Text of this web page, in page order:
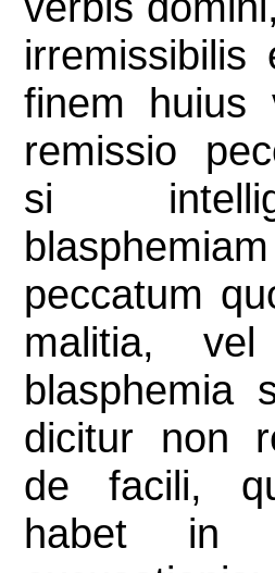
finem huius
remissio
si
peccatum
malitia,
blasphemia
dicitur non
de facili,
habet in